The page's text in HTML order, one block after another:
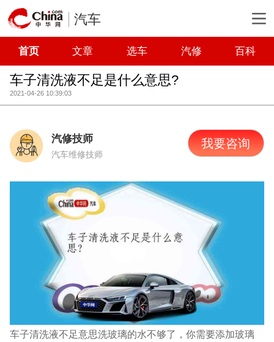
汽车
首页 文章 选车 汽修 百科
车子清洗液不足是什么意思?
2021-04-26 10:39:03
汽修技师
汽车维修技师
我要咨询
车子清洗液不足意思洗玻璃的水不够了，你需要添加玻璃